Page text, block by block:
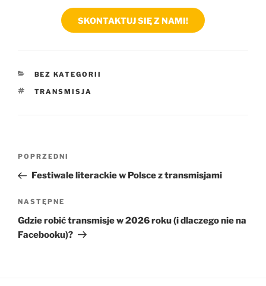
SKONTAKTUJ SIĘ Z NAMI!
KATEGORIE
BEZ KATEGORII
TAGI
TRANSMISJA
Nawigacja
Poprzedni
wpis
POPRZEDNI
Festiwale literackie w Polsce z transmisjami
Następny
wpis
NASTĘPNE
Gdzie robić transmisje w 2026 roku (i dlaczego nie na
Facebooku)?